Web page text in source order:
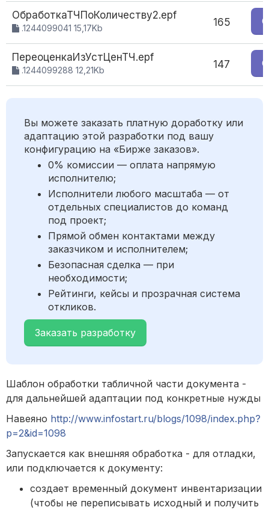
ОбработкаТЧПоКоличеству2.epf
.1244099041 15,17Kb 165
ПереоценкаИзУстЦенТЧ.epf
.1244099288 12,21Kb 147
Вы можете заказать платную доработку или
адаптацию этой разработки под вашу
конфигурацию на «Бирже заказов».
0% комиссии — оплата напрямую
исполнителю;
Исполнители любого масштаба — от
отдельных специалистов до команд
под проект;
Прямой обмен контактами между
заказчиком и исполнителем;
Безопасная сделка — при
необходимости;
Рейтинги, кейсы и прозрачная система
откликов.
Заказать разработку
Шаблон обработки табличной части документа -
для дальнейшей адаптации под конкретные нужды
Навеяно http://www.infostart.ru/blogs/1098/index.php?
p=2&id=1098
Запускается как внешняя обработка - для отладки,
или подключается к документу:
создает временный документ инвентаризации
(чтобы не переписывать исходный и получить